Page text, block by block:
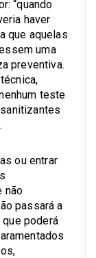
“quando
haver
que aquelas
uma
preventiva.
teste
ou entrar
não
passará a
que poderá